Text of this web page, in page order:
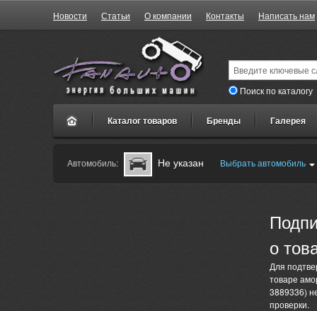
Новости Статьи О компании Контакты Написать нам
Поиск по каталогу
Каталог товаров Бренды Галерея
Автомобиль: Не указан Выбрать автомобиль
о
Для
товаре
3889336)
проверки.